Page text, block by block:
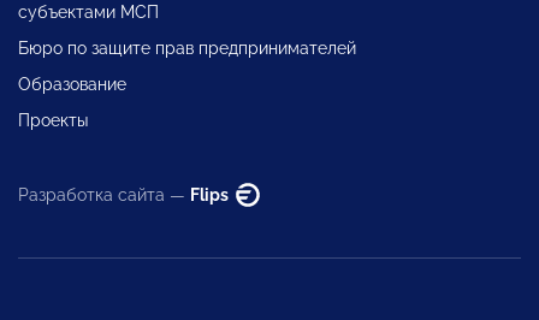
субъектами МСП
Бюро по защите прав предпринимателей
Образование
Проекты
Разработка сайта — Flips